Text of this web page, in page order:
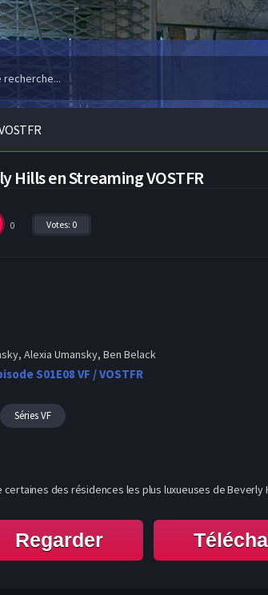
Hills en Streaming VOSTFR
0 Votes: 0
Alexia Umansky, Ben Belack
S01E08 VF / VOSTFR
Séries VF
des résidences les plus luxueuses de Beverly
Regarder